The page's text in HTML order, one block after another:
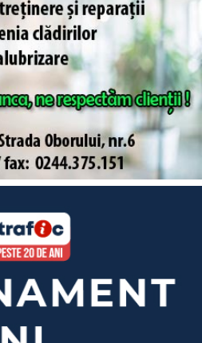
- suma de 184.794 lei
ceea ce presupune această
soclu nou, restaurare